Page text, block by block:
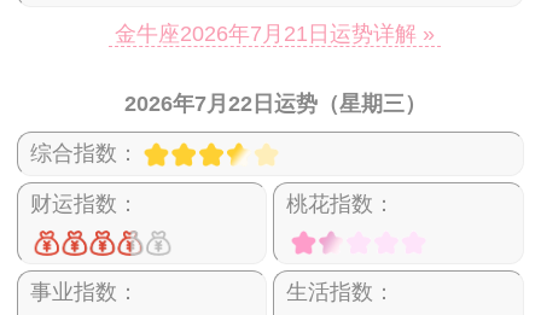
金牛座2026年7月21日运势详解 »
2026年7月22日运势（星期三）
综合指数：
财运指数： 桃花指数：
事业指数： 生活指数：